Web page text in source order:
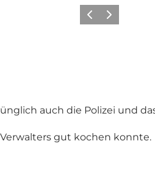
ZurückWeiter
auch die Polizei und
gut kochen konnte.